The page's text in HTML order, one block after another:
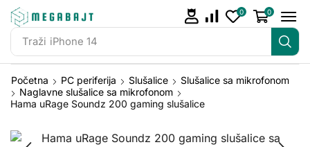
Traži iPhone 14
0 0
Početna PC periferija Slušalice
Slušalice sa mikrofonom
Naglavne slušalice sa mikrofonom
Hama uRage Soundz 200 gaming slušalice